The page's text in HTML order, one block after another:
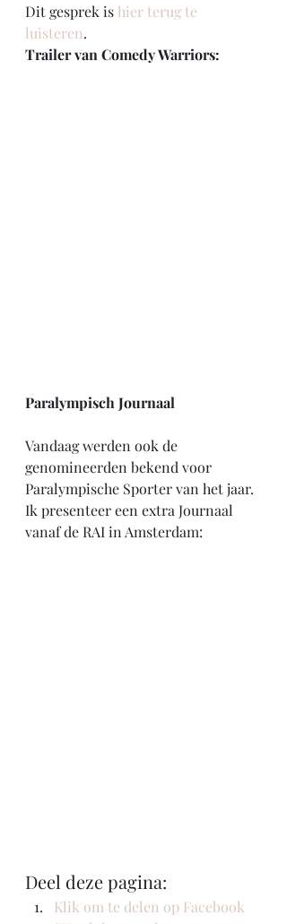
Dit gesprek is hier terug te
luisteren.
Trailer van Comedy Warriors:
Paralympisch Journaal
Vandaag werden ook de
genomineerden bekend voor
Paralympische Sporter van het jaar.
Ik presenteer een extra Journaal
vanaf de RAI in Amsterdam:
Deel deze pagina:
Klik om te delen op Facebook